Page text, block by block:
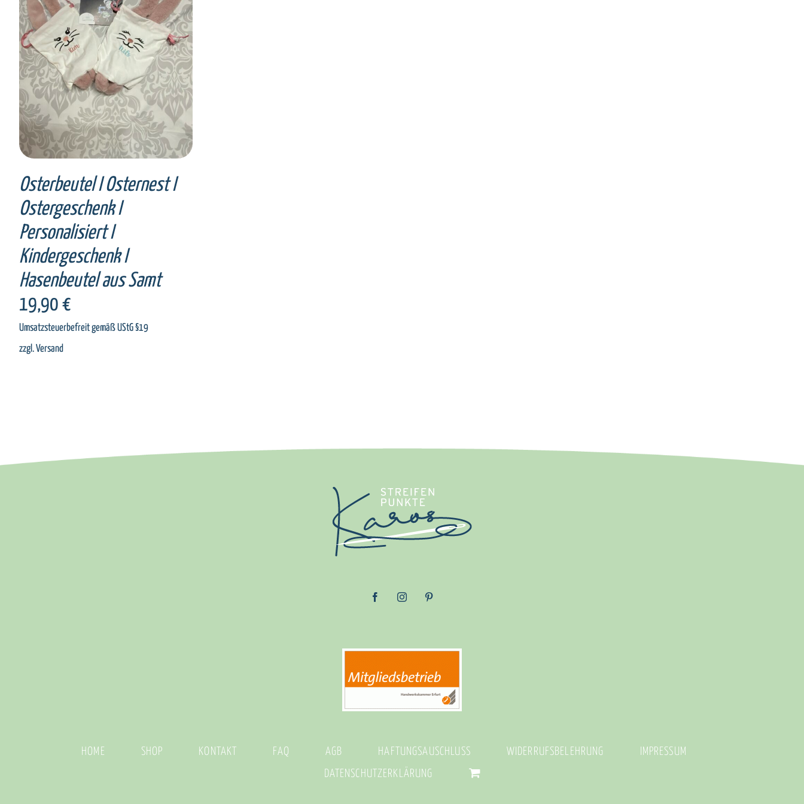
SELECT OPTIONS / DETAILS
Osterbeutel I Osternest I
Ostergeschenk I
Personalisiert I
Kindergeschenk I
Hasenbeutel aus Samt
19,90 €
Umsatzsteuerbefreit gemäß UStG §19
zzgl.Versand
HOME SHOP KONTAKT FAQ AGB HAFTUNGSAUSCHLUSS WIDERRUFSBELEHRUNG
IMPRESSUM
DATENSCHUTZERKLÄRUNG